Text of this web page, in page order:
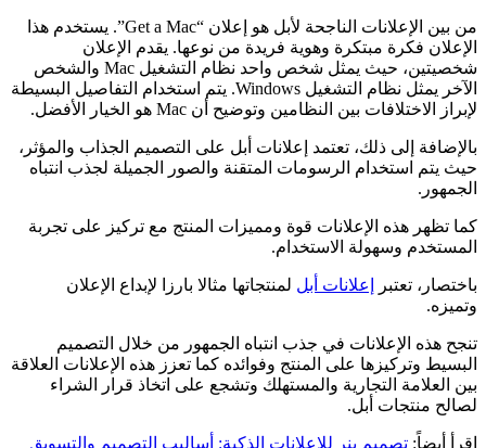
من بين الإعلانات الناجحة لأبل هو إعلان “Get a Mac”. يستخدم هذا
الإعلان فكرة مبتكرة وهوية فريدة من نوعها. يقدم الإعلان
شخصيتين، حيث يمثل شخص واحد نظام التشغيل Mac والشخص
الآخر يمثل نظام التشغيل Windows. يتم استخدام التفاصيل البسيطة
لإبراز الاختلافات بين النظامين وتوضيح أن Mac هو الخيار الأفضل.
بالإضافة إلى ذلك، تعتمد إعلانات أبل على التصميم الجذاب والمؤثر،
حيث يتم استخدام الرسومات المتقنة والصور الجميلة لجذب انتباه
الجمهور.
كما تظهر هذه الإعلانات قوة ومميزات المنتج مع تركيز على تجربة
المستخدم وسهولة الاستخدام.
باختصار، تعتبر إعلانات أبل لمنتجاتها مثالا بارزا لإبداع الإعلان
وتميزه.
تنجح هذه الإعلانات في جذب انتباه الجمهور من خلال التصميم
البسيط وتركيزها على المنتج وفوائده كما تعزز هذه الإعلانات العلاقة
بين العلامة التجارية والمستهلك وتشجع على اتخاذ قرار الشراء
لصالح منتجات أبل.
اقرأ أيضاً: تصميم بنر للاعلانات الذكية: أساليب التصميم والتسويق